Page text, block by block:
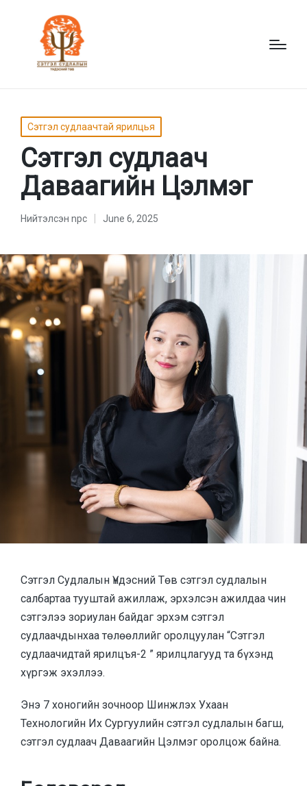
Posted
in
Сэтгэл судлаачтай ярилцья
Сэтгэл судлаач
Даваагийн Цэлмэг
Нийтэлсэн
Нийтэлсэн npc June 6, 2025
Сэтгэл Судлалын Үндэсний Төв сэтгэл судлалын
салбартаа тууштай ажиллаж, эрхэлсэн ажилдаа чин
сэтгэлээ зориулан байдаг эрхэм сэтгэл
судлаачдынхаа төлөөллийг оролцуулан “Сэтгэл
судлаачидтай ярилцъя-2 ” ярилцлагууд та бүхэнд
хүргэж эхэллээ.
Энэ 7 хоногийн зочноор Шинжлэх Ухаан
Технологийн Их Сургуулийн сэтгэл судлалын багш,
сэтгэл судлаач Даваагийн Цэлмэг оролцож байна.